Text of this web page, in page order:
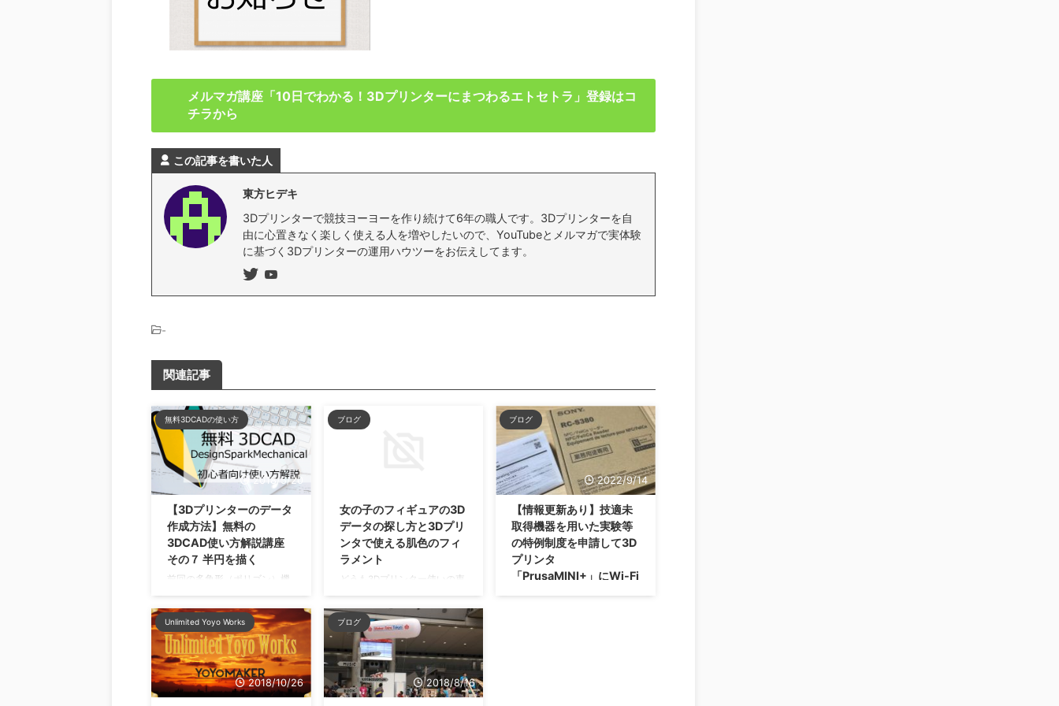
メルマガ講座「10日でわかる！3Dプリンターにまつわるエトセトラ」登録はコ
チラから
この記事を書いた人
東方ヒデキ
3Dプリンターで競技ヨーヨーを作り続けて6年の職人です。3Dプリンターを自
由に心置きなく楽しく使える人を増やしたいので、YouTubeとメルマガで実体験
に基づく3Dプリンターの運用ハウツーをお伝えしてます。
-
関連記事
無料3DCADの使い方
2018/5/20
【3Dプリンターのデータ
作成方法】無料の
3DCAD使い方解説講座
その７ 半円を描く
前回の多角形（ポリゴン）機
回は半円を書いていくんです
が、スケッチについての作業
はこれで一通り終わり、とし
て良いかと思います。 いろん
なサイズの半円を書いてみま
しょう。 上部のメニューか
ブログ
女の子のフィギュアの3D
データの探し方と3Dプリ
ンタで使える肌色のフィ
ラメント
どうも3Dプリンター使いの東
ったほうがはやいかな・・・
そのあと、フィギュアデータ
の探し方を伝授します。リン
ク先は一部18禁なのでご注意
くださいませ。 このフィラメ
ント、使いやすくて質が良
ブログ
2022/9/14
【情報更新あり】技適未
取得機器を用いた実験等
の特例制度を申請して3D
プリンタ
「PrusaMINI+」にWi-Fi
Unlimited Yoyo Works
2018/10/26
ブログ
2018/8/16